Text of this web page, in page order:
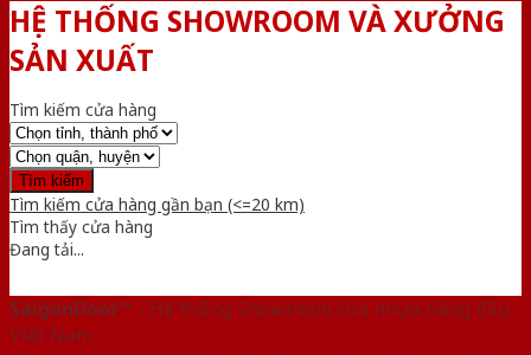
HỆ THỐNG SHOWROOM VÀ XƯỞNG
SẢN XUẤT
Tìm kiếm cửa hàng
Tìm kiếm cửa hàng gần bạn (<=20 km)
Tìm thấy cửa hàng
Đang tải...
SaigonDoor™ - Hệ thống Showroom cửa nhựa hàng đầu
Việt Nam